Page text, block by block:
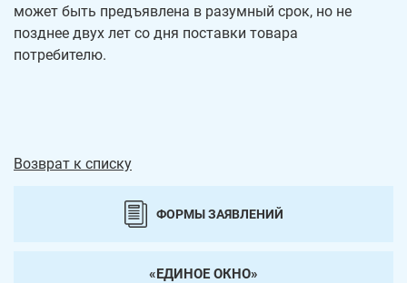
может быть предъявлена в разумный срок, но не
позднее двух лет со дня поставки товара
потребителю.
Возврат к списку
ФОРМЫ ЗАЯВЛЕНИЙ
«ЕДИНОЕ ОКНО»